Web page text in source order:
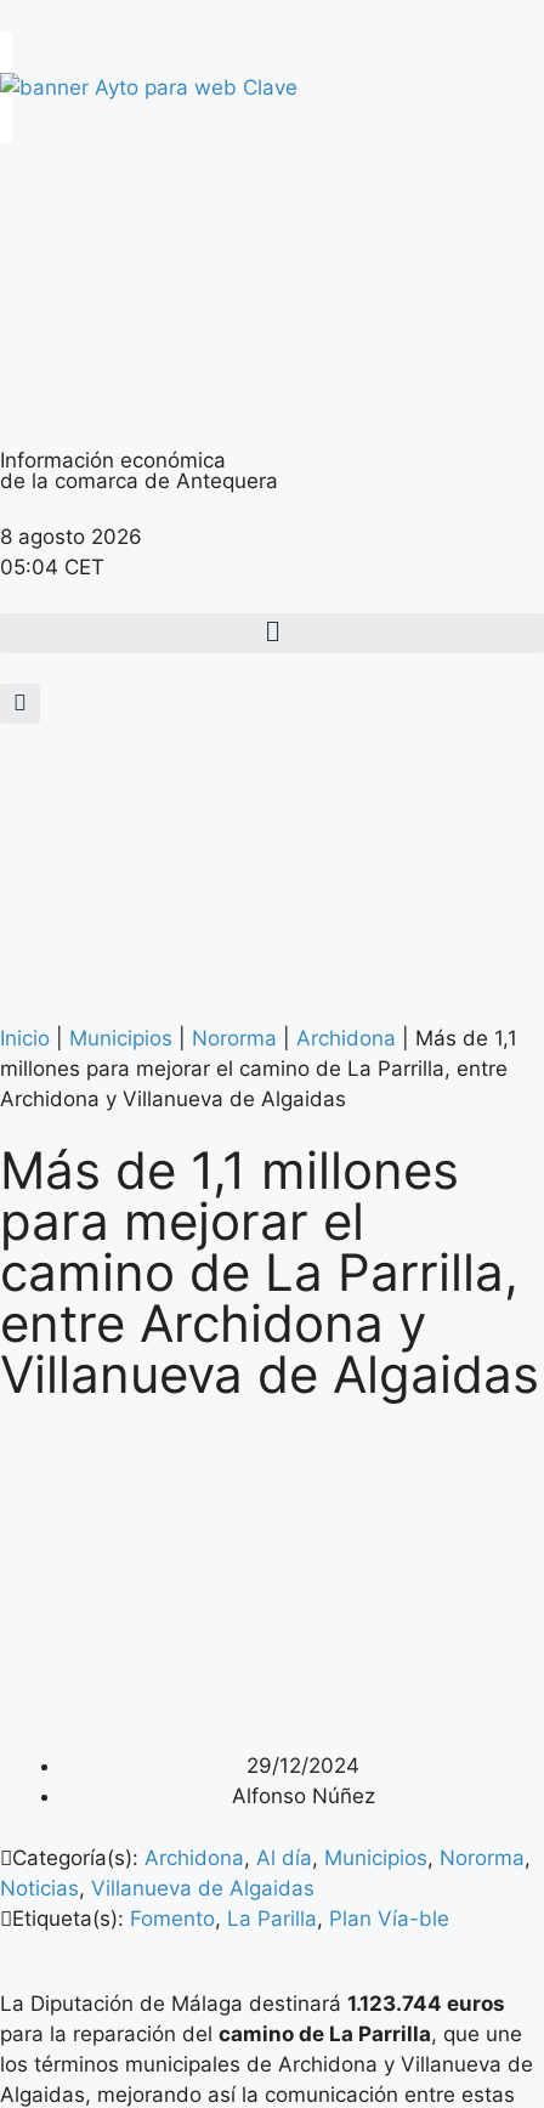
Información económica
de la comarca de Antequera
8 agosto 2026
05:04 CET
Inicio Municipios Nororma Archidona
Más de 1,1
millones para mejorar el camino de La Parrilla, entre
Archidona y Villanueva de Algaidas
Más de 1,1 millones
para mejorar el
camino de La Parrilla,
entre Archidona y
Villanueva de Algaidas
29/12/2024
Alfonso Núñez
Categoría(s): Archidona, Al día, Municipios, Nororma,
Noticias, Villanueva de Algaidas
Etiqueta(s): Fomento, La Parilla, Plan Vía-ble
La Diputación de Málaga destinará 1.123.744 euros
para la reparación del camino de La Parrilla, que une
los términos municipales de Archidona y Villanueva de
Algaidas, mejorando así la comunicación entre estas